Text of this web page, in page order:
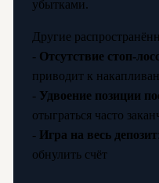
убытками.
Другие
- Отсутствие стоп-
приводит к
- Удвоение позиции
отыграться часто
- Игра на весь депозит
обнулить счёт